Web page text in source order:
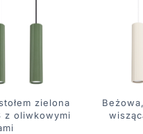
zielona
z oliwkowymi